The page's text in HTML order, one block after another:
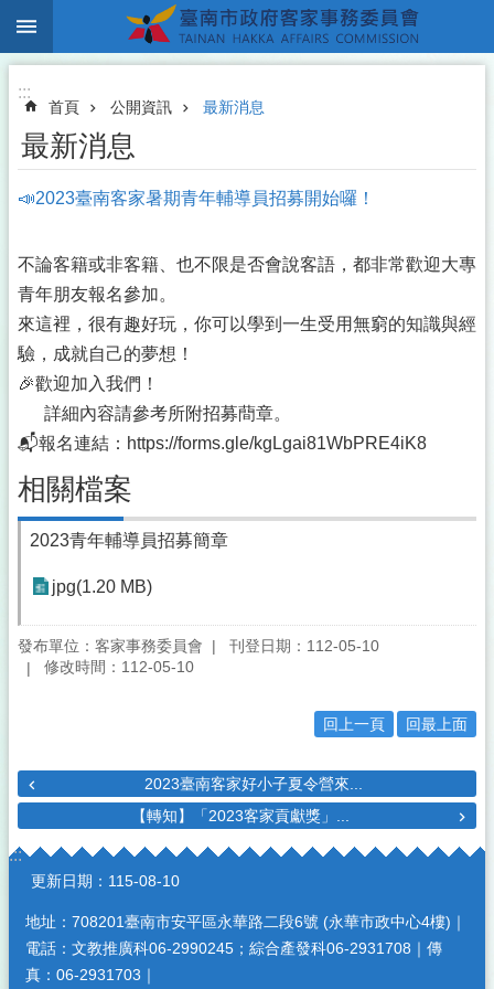
跳到主要內容區塊
:::
首頁 公開資訊 最新消息
最新消息
📣2023臺南客家暑期青年輔導員招募開始囉！
不論客籍或非客籍、也不限是否會說客語，都非常歡迎大專
青年朋友報名參加。
來這裡，很有趣好玩，你可以學到一生受用無窮的知識與經
驗，成就自己的夢想！
🎉歡迎加入我們！
詳細內容請參考所附招募蕳章。
📬報名連結：https://forms.gle/kgLgai81WbPRE4iK8
相關檔案
2023青年輔導員招募簡章
jpg(1.20 MB)
發布單位：客家事務委員會
刊登日期：112-05-10
修改時間：112-05-10
回上一頁 回最上面
2023臺南客家好小子夏令營來...
【轉知】「2023客家貢獻獎」...
:::
更新日期： 115-08-10
地址：708201臺南市安平區永華路二段6號 (永華市政中心4樓)｜
電話：文教推廣科06-2990245；綜合產發科06-2931708｜傳
真：06-2931703｜